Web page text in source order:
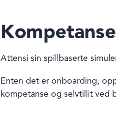
Attensi sin spillbaserte
Enten det er onboarding,
kompetanse og selvtillit ved